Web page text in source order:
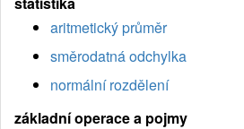
aritmetický průměr
směrodatná odchylka
normální rozdělení
základní operace a pojmy